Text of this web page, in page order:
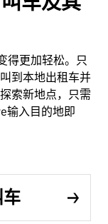
得更加轻松。只
到本地出租车并
索新地点，只需
输入目的地即